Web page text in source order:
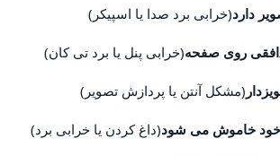
دارد(خرابی برد صدا یا اسپیکر)
روی صفحه(خرابی پنل یا برد تی کان)
(مشکل آنتن یا پردازش تصویر)
خود خاموش می شود(داغ کردن یا خرابی برد)